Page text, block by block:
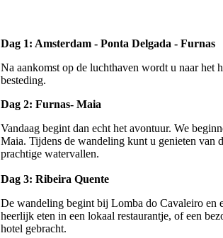
Dag 1: Amsterdam - Ponta Delgada - Furnas
Na aankomst op de luchthaven wordt u naar het
besteding.
Dag 2: Furnas- Maia
Vandaag begint dan echt het avontuur. We
Maia. Tijdens de wandeling kunt u genieten van
prachtige watervallen.
Dag 3: Ribeira Quente
De wandeling begint bij Lomba do Cavaleiro en
heerlijk eten in een lokaal restaurantje, of een
hotel gebracht.